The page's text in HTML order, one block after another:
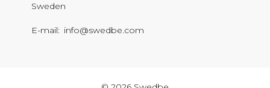
Sweden
E-mail info@swedbe.com